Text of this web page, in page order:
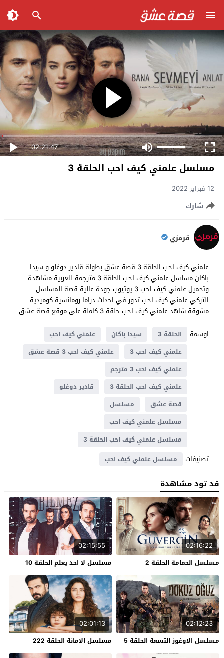
02:21:47
مسلسل علمني كيف احب الحلقة 3
12 فبراير 2022
شارك
قرمزي
علمني كيف احب الحلقة 3 قصة عشق بطولة قادير دوغلو و سيدا
باكان مسلسل علمني كيف احب الحلقة 3 مترجمة للعربية مشاهدة
وتحميل علمني كيف احب 3 يوتيوب جودة عالية قصة المسلسل
التركي علمني كيف احب تدور في احداث دراما ​​رومانسية كوميدية
مشوقة شاهد علمني كيف احب حلقة 3 كاملة على موقع قصة عشق
اوسمة
الحلقة 3 سيدا باكان
علمني كيف احب
علمني كيف احب 3
علمني كيف احب 3 قصة عشق
علمني كيف احب 3 مترجم
علمني كيف احب الحلقة 3
قادير دوغلو
قصة عشق
مسلسل
مسلسل علمني كيف احب
مسلسل علمني كيف احب الحلقة 3
تصنيفات مسلسل علمني كيف احب
قد تود مشاهدة
02:16:22
مسلسل الحمامة الحلقة 2
02:15:55
مسلسل لا احد يعلم الحلقة 10
02:12:23
مسلسل الاوغوز التسعة الحلقة 5
02:01:13
مسلسل الامانة الحلقة 222